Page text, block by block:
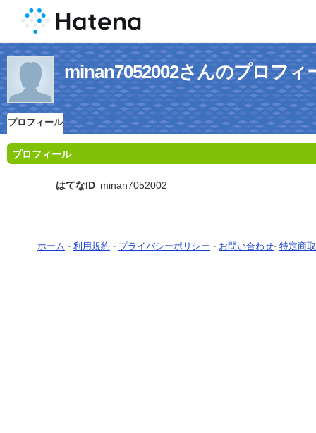
minan7052002さんのプロフィ
プロフィール
プロフィール
はてなID minan7052002
ホーム - 利用規約 - プライバシーポリシー - お問い合わせ- 特定商